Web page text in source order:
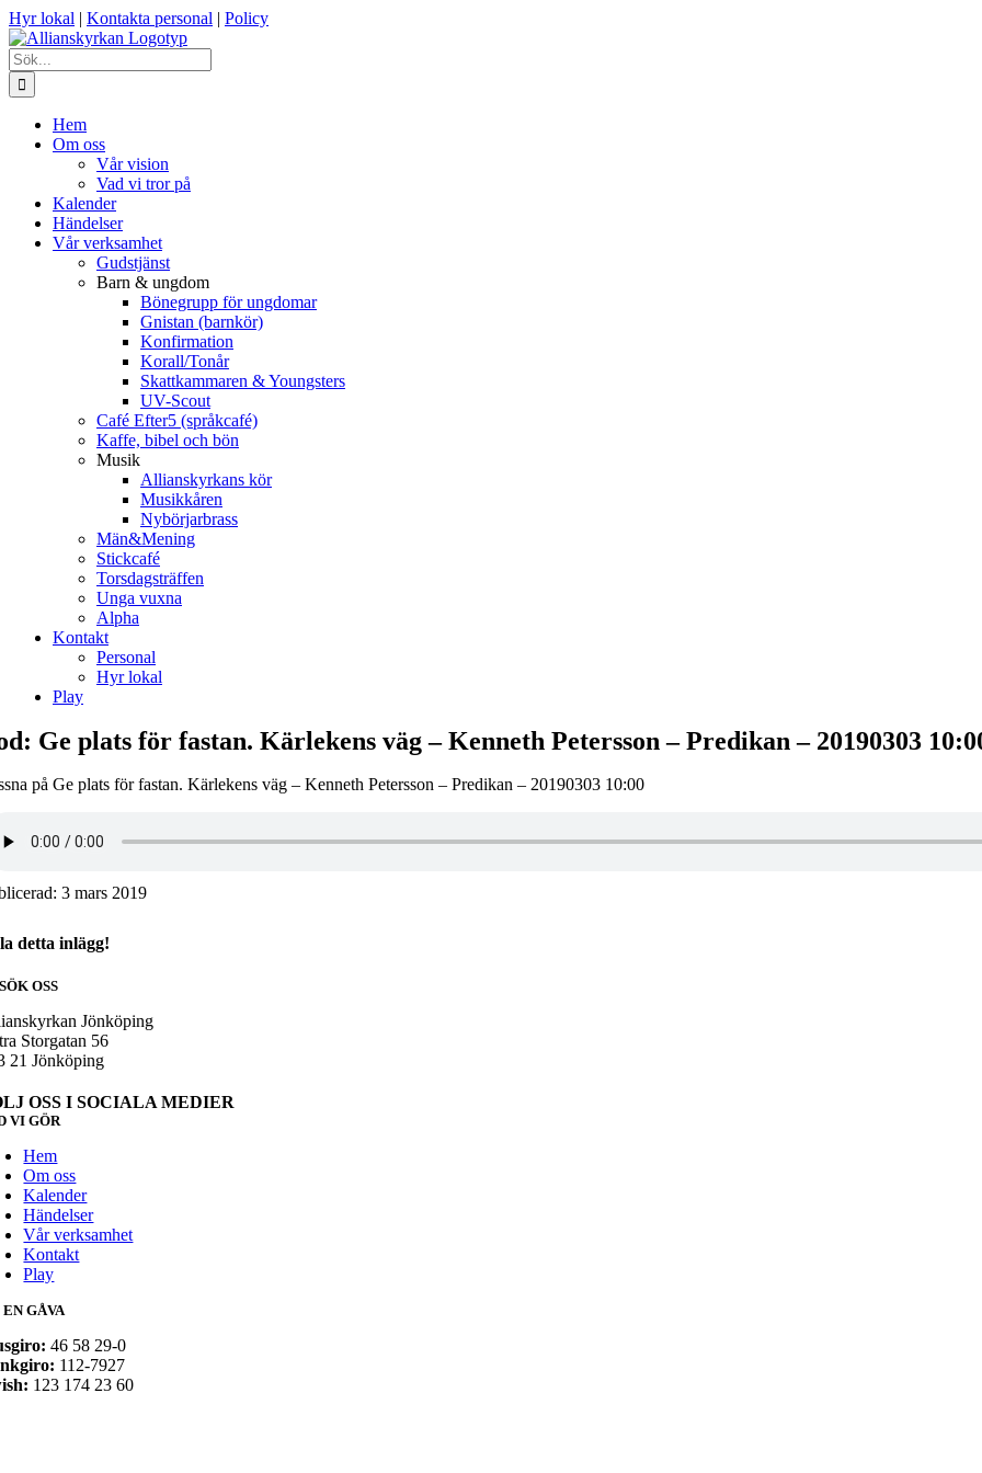
Fortsätt
till
innehållet
Hyr lokal | Kontakta personal | Policy
Sök
efter:
Hem
Om oss
Vår vision
Vad vi tror på
Kalender
Händelser
Vår verksamhet
Gudstjänst
Barn & ungdom
Bönegrupp för ungdomar
Gnistan (barnkör)
Konfirmation
Korall/Tonår
Skattkammaren & Youngsters
UV-Scout
Café Efter5 (språkcafé)
Kaffe, bibel och bön
Musik
Allianskyrkans kör
Musikkåren
Nybörjarbrass
Män&Mening
Stickcafé
Torsdagsträffen
Unga vuxna
Alpha
Kontakt
Personal
Hyr lokal
Play
Ge plats för fastan. Kärlekens väg – Kenneth Petersson – Predikan – 20190303
på Ge plats för fastan. Kärlekens väg – Kenneth Petersson – Predikan – 20190303 10:00
3 mars 2019
detta inlägg!
OSS
Jönköping
Storgatan 56
21 Jönköping
OSS I SOCIALA MEDIER
VI GÖR
Hem
Om oss
Kalender
Händelser
Vår verksamhet
Kontakt
Play
EN GÅVA
46 58 29-0
112-7927
123 174 23 60